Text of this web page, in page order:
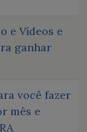
e Vídeos e
ganhar
você fazer
mês e